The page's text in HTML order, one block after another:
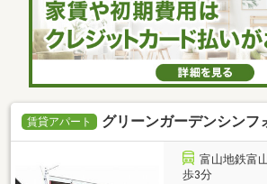
賃貸アパート グリーンガーデンシンフ
富山地鉄富
歩3分